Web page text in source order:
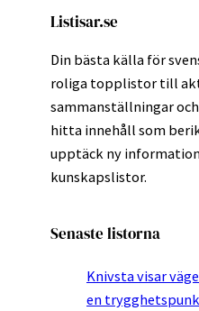
Listisar.se
Din bästa källa för
roliga topplistor till
sammanställningar
hitta innehåll som
upptäck ny
kunskapslistor.
Senaste listorna
Knivsta visar
en